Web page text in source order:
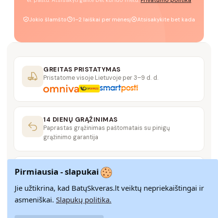
Jokio šlamšto 1–2 laiškai per mėnesį Atsisakykite bet kada
GREITAS PRISTATYMAS
Pristatome visoje Lietuvoje per 3–9 d. d.
14 DIENŲ GRĄŽINIMAS
Paprastas grąžinimas paštomatais su pinigų
grąžinimo garantija
SAUGUS MOKĖJIMAS
SSL šifravimas užtikrina aukščiausią jūsų duomenų
saugumo lygį
Pirmiausia - slapukai
Jie užtikrina, kad BatųSkveras.lt veiktų nepriekaištingai ir
asmeniškai. Slapukų politika.